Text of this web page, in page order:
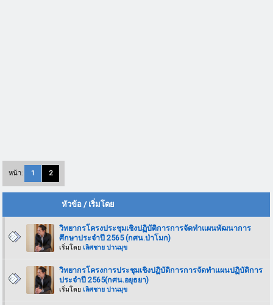
หน้า: 1 2
หัวข้อ/ เริ่มโดย
วิทยากรโครงประชุมเชิงปฏิบัติการการจัดทำแผนพัฒนาการ
ศึกษาประจำปี 2565 (กศน.ป่าโมก)
เริ่มโดยเลิศชาย ปานมุข
วิทยากรโครงการประชุมเชิงปฏิบัติการการจัดทำแผนปฏิบัติการ
ประจำปี 2565(กศน.อยุธยา)
เริ่มโดยเลิศชาย ปานมุข